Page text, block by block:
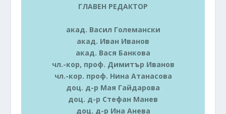
ГЛАВЕН РЕДАКТОР
акад. Васил Големански
акад. Иван Иванов
акад. Вася Банкова
чл.-кор, проф. Димитър Иванов
чл.-кор. проф. Нина Атанасова
доц. д-р Мая Гайдарова
доц. д-р Стефан Манев
доц. д-р Ина Анева